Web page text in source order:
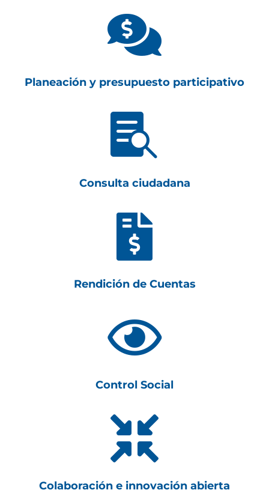

Planeación y presupuesto participativo

Consulta ciudadana

Rendición de Cuentas

Control Social

Colaboración e innovación abierta